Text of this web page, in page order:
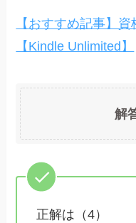
【おすすめ記事】
【Kindle Unlimited】
解
正解は（4）